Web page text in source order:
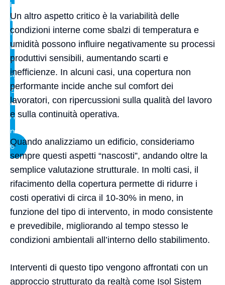
l
i
f
i
c
a
z
i
o
n
e
Un altro aspetto critico è la variabilità delle
condizioni interne come sbalzi di temperatura e
umidità possono influire negativamente su processi
produttivi sensibili, aumentando scarti e
inefficienze. In alcuni casi, una copertura non
performante incide anche sul comfort dei
lavoratori, con ripercussioni sulla qualità del lavoro
e sulla continuità operativa.
Quando analizziamo un edificio, consideriamo
sempre questi aspetti “nascosti”, andando oltre la
semplice valutazione strutturale. In molti casi, il
rifacimento della copertura permette di ridurre i
costi operativi di circa il 10-30% in meno, in
funzione del tipo di intervento, in modo consistente
e prevedibile, migliorando al tempo stesso le
condizioni ambientali all’interno dello stabilimento.
Interventi di questo tipo vengono affrontati con un
approccio strutturato da realtà come Isol Sistem